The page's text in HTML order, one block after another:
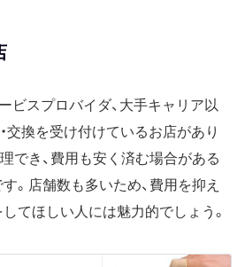
ビスプロバイダ、大手キャリア以
交換を受け付けているお店があり
でき、費用も安く済む場合がある
。店舗数も多いため、費用を抑え
てほしい人には魅力的でしょう。